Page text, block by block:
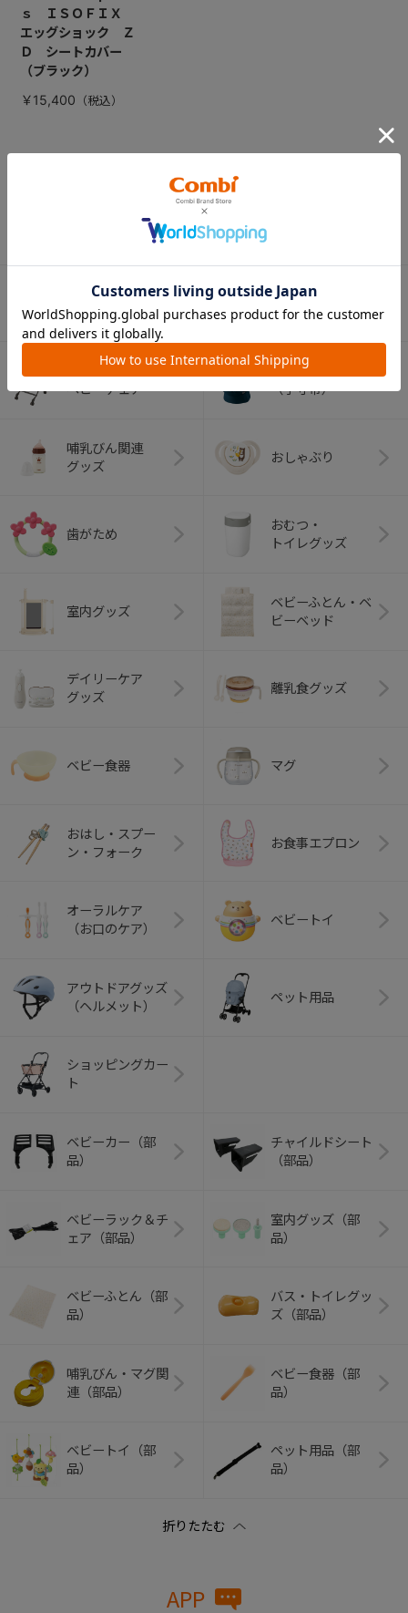
ｓ ＩＳＯＦＩＸ
エッグショック Ｚ
Ｄ シートカバー
（ブラック）
￥15,400
CATEGORY
カテゴリー
チャイルドシート
ベビーチェア
抱っこひも
（子守帯）
哺乳びん関連
グッズ
おしゃぶり
歯がため
おむつ・
トイレグッズ
室内グッズ
ベビーふとん・ベ
ビーベッド
デイリーケア
グッズ
離乳食グッズ
ベビー食器 マグ
おはし・スプー
ン・フォーク
お食事エプロン
オーラルケア
（お口のケア）
ベビートイ
アウトドアグッズ
（ヘルメット）
ペット用品
ショッピングカー
ト
ベビーカー（部
品）
チャイルドシート
（部品）
ベビーラック＆チ
ェア（部品）
室内グッズ（部
品）
ベビーふとん（部
品）
バス・トイレグッ
ズ（部品）
哺乳びん・マグ関
連（部品）
ベビー食器（部
品）
ベビートイ（部
品）
ペット用品（部
品）
APP